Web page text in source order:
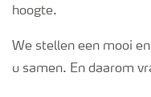
hoogte.
We stellen een mooi
u samen. En daarom